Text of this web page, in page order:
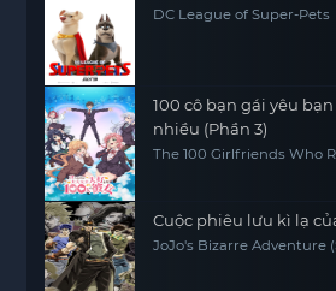
DC League of Super-Pets
100 cô bạn gái yêu
nhiều (Phần 3)
The 100 Girlfriends Who
Cuộc phiêu lưu kì lạ
JoJo's Bizarre Adventure